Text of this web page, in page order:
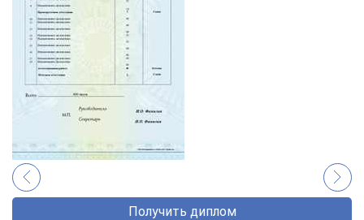
Получить диплом